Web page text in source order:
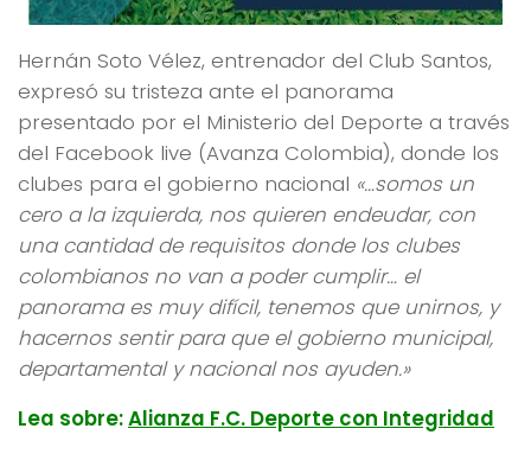
Hernán Soto Vélez, entrenador del Club Santos,
expresó su tristeza ante el panorama
presentado por el Ministerio del Deporte a través
del Facebook live (Avanza Colombia), donde los
clubes para el gobierno nacional «…somos un
cero a la izquierda, nos quieren endeudar, con
una cantidad de requisitos donde los clubes
colombianos no van a poder cumplir… el
panorama es muy difícil, tenemos que unirnos, y
hacernos sentir para que el gobierno municipal,
departamental y nacional nos ayuden.»
Lea sobre:Alianza F.C. Deporte con Integridad